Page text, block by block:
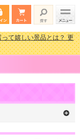
て嬉しい景品とは？ 更
円未満［2000円～
すめ金額別人気ランキ